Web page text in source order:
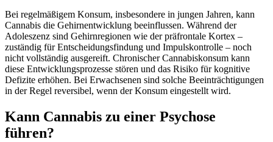
Bei regelmäßigem Konsum, insbesondere in jungen Jahren, kann
Cannabis die Gehirnentwicklung beeinflussen. Während der
Adoleszenz sind Gehirnregionen wie der präfrontale Kortex –
zuständig für Entscheidungsfindung und Impulskontrolle – noch
nicht vollständig ausgereift. Chronischer Cannabiskonsum kann
diese Entwicklungsprozesse stören und das Risiko für kognitive
Defizite erhöhen. Bei Erwachsenen sind solche Beeinträchtigungen
in der Regel reversibel, wenn der Konsum eingestellt wird.
Kann Cannabis zu einer Psychose
führen?